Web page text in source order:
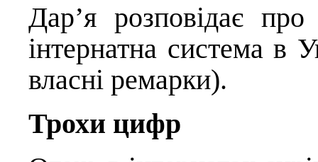
Дар’я розповідає
інтернатна система в
власні ремарки).
Трохи цифр